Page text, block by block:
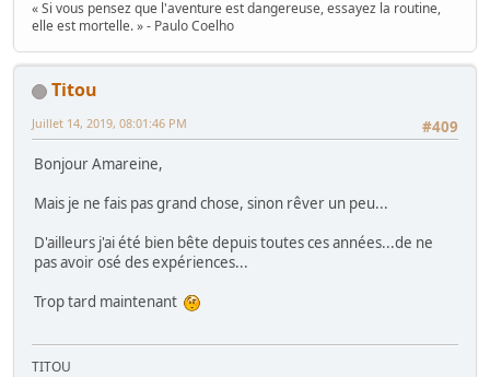
« Si vous pensez que l'aventure est dangereuse, essayez la routine,
elle est mortelle. » - Paulo Coelho
Titou
#409
Juillet 14, 2019, 08:01:46 PM
Bonjour Amareine,
Mais je ne fais pas grand chose, sinon rêver un peu...
D'ailleurs j'ai été bien bête depuis toutes ces années...de ne
pas avoir osé des expériences...
Trop tard maintenant
TITOU